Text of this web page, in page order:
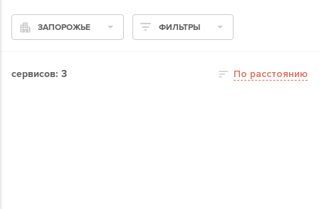
ЗАПОРОЖЬЕ ФИЛЬТРЫ
сервисов: 3 По расстоянию